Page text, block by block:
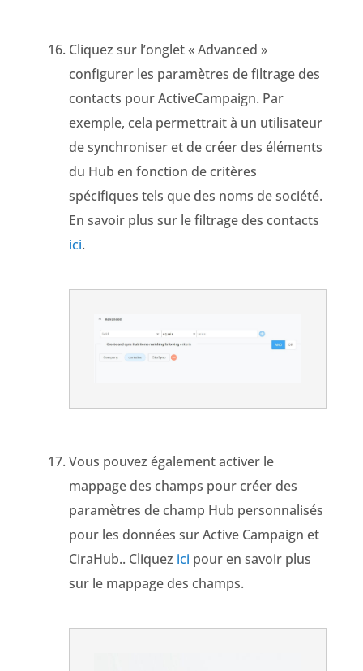
Cliquez sur l’onglet « Advanced »
configurer les paramètres de filtrage des
contacts pourActiveCampaign. Par
exemple, cela permettrait à un utilisateur
de synchroniser et de créer des éléments
du Hub en fonction de critères
spécifiques tels que des noms de société.
En savoir plus sur le filtrage des contacts
ici.
Vous pouvez également activer le
mappage des champs pour créer des
paramètres de champ Hub personnalisés
pour les données sur Active Campaign et
CiraHub.. Cliquez ici pour en savoir plus
sur le mappage des champs.